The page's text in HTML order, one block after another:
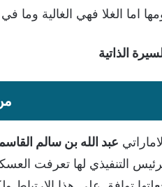
اما الغلا فهي الغالية وما
الذاتية
عبد الله بن سالم
التنفيذي لها تعرفت